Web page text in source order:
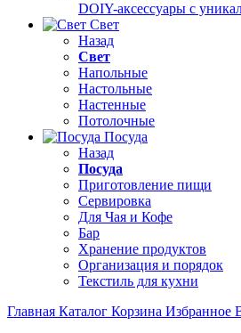
DOIY-аксессуары с
Свет
Назад
Свет
Напольные
Настольные
Настенные
Потолочные
Посуда
Назад
Посуда
Приготовление пищи
Сервировка
Для Чая и Кофе
Бар
Хранение продуктов
Организация и порядок
Текстиль для кухни
Главная Каталог Корзина Избранное